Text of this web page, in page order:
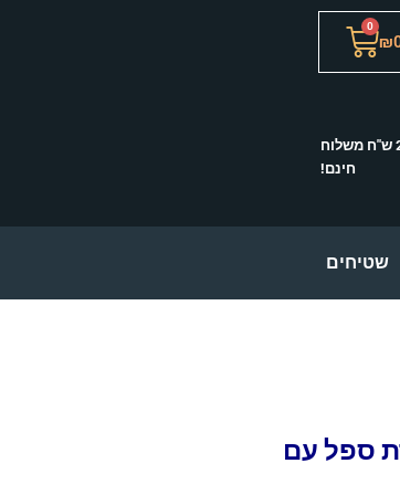
₪
0
עגלת
קניות
בקניה מעל 299 ש"ח משלוח
חינם!
שטיחים
ספל עם